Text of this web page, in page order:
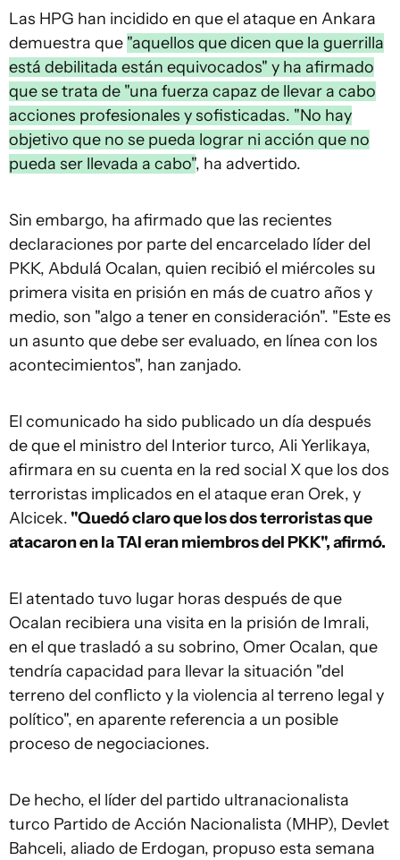
Las HPG han incidido en que el ataque en Ankara
demuestra que "aquellos que dicen que la guerrilla
está debilitada están equivocados" y ha afirmado
que se trata de "una fuerza capaz de llevar a cabo
acciones profesionales y sofisticadas. "No hay
objetivo que no se pueda lograr ni acción que no
pueda ser llevada a cabo", ha advertido.
Sin embargo, ha afirmado que las recientes
declaraciones por parte del encarcelado líder del
PKK, Abdulá Ocalan, quien recibió el miércoles su
primera visita en prisión en más de cuatro años y
medio, son "algo a tener en consideración". "Este es
un asunto que debe ser evaluado, en línea con los
acontecimientos", han zanjado.
El comunicado ha sido publicado un día después
de que el ministro del Interior turco, Ali Yerlikaya,
afirmara en su cuenta en la red social X que los dos
terroristas implicados en el ataque eran Orek, y
Alcicek. "Quedó claro que los dos terroristas que
atacaron en la TAI eran miembros del PKK", afirmó.
El atentado tuvo lugar horas después de que
Ocalan recibiera una visita en la prisión de Imrali,
en el que trasladó a su sobrino, Omer Ocalan, que
tendría capacidad para llevar la situación "del
terreno del conflicto y la violencia al terreno legal y
político", en aparente referencia a un posible
proceso de negociaciones.
De hecho, el líder del partido ultranacionalista
turco Partido de Acción Nacionalista (MHP), Devlet
Bahceli, aliado de Erdogan, propuso esta semana